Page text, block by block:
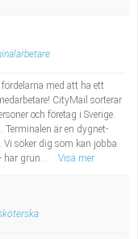
med att ha ett
CityMail sorterar
och företag i Sverige.
Terminalen är en dygnet-
Vi söker dig som kan jobba
har grun...
Visa mer